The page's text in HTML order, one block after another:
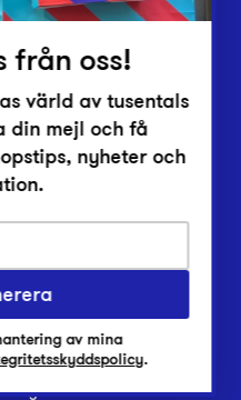
eller retur?
från oss!
värld av tusentals
din mejl och få
nyheter och
av mina
.